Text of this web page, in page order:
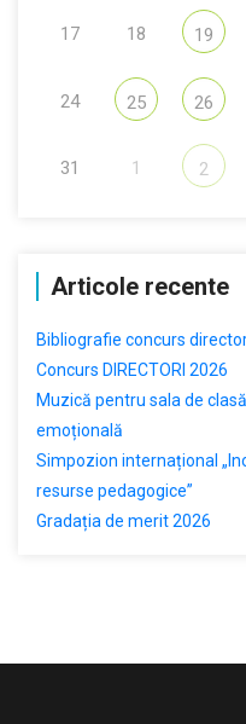
17 18 19
24 25 26
31 1 2
Articole recente
Bibliografie concurs
Concurs DIRECTORI 2026
Muzică pentru sala de
emoțională
Simpozion internațional
resurse pedagogice”
Gradația de merit 2026